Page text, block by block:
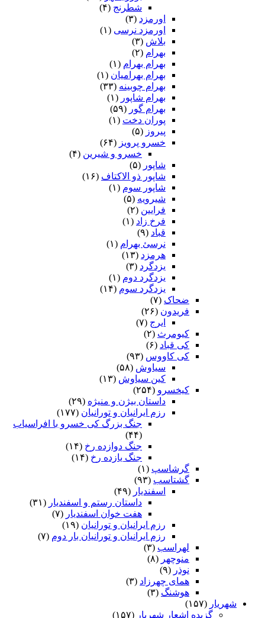
شطرنج (۴)
اورمزد (۳)
اورمزد نرسى‏ (۱)
بلاش (۳)
بهرام (۲)
بهرام بهرام (۱)
بهرام بهرامیان‏ (۱)
بهرام چوبینه (۳۳)
بهرام شاپور (۱)
بهرام گور (۵۹)
پوران دخت (۱)
پیروز (۵)
خسرو پرویز (۶۴)
خسرو و شیرین (۴)
شاپور (۵)
شاپور ذو الاکتاف (۱۶)
شاپور سوم‏ (۱)
شیرویه (۵)
فرایین (۲)
فرخ زاد (۱)
قباد (۹)
نرسئ بهرام‏ (۱)
هرمزد (۱۳)
یزدگرد (۳)
یزدگرد دوم (۱)
یزدگرد سوم (۱۴)
ضحاک (۷)
فریدون (۲۶)
ایرج (۷)
کیومرث (۲)
کی قباد (۶)
کی کاووس (۹۳)
سیاوش (۵۸)
کین سیاوش (۱۳)
کیخسرو (۲۵۴)
داستان بیژن و منیژه (۲۹)
رزم ایرانیان و تورانیان (۱۷۷)
جنگ بزرگ کی خسرو با افراسیاب
(۴۴)
جنگ دوازده رخ (۱۴)
جنگ یازده رخ (۱۴)
گرشاسپ (۱)
گشتاسب (۹۳)
اسفندیار (۴۹)
داستان رستم و اسفندیار (۳۱)
هفت خوان اسفندیار (۷)
رزم ایرانیان و تورانیان (۱۹)
رزم ایرانیان و تورانیان بار دوم (۷)
لهراسب (۳)
منوچهر (۸)
نوذر (۹)
هماى چهرزاد (۳)
هوشنگ (۳)
شهریار (۱۵۷)
گزیده اشعار شهریار (۱۵۷)